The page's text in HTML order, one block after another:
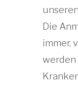
Die
immer,
werden